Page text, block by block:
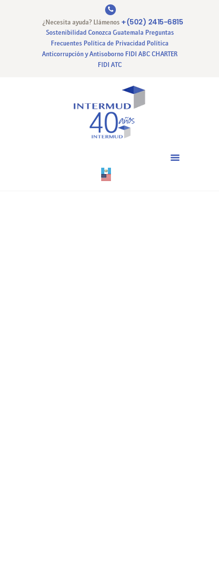
¿Necesita ayuda? Llámenos +(502) 2415-6815
Sostenibilidad Conozca Guatemala Preguntas
Frecuentes Política de Privacidad Política
Anticorrupción y Antisoborno FIDI ABC CHARTER
FIDI ATC
CERTIFICACIONES
PAGO EN LINEA